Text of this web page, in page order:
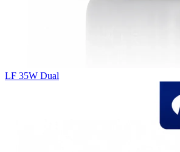
LF 35W Dual